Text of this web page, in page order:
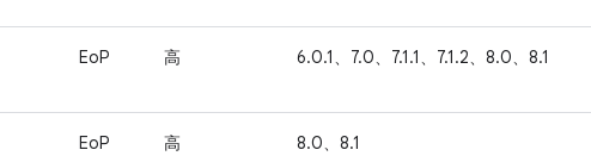
EoP 高 6.0.1、7.0、7.1.1、7.1.2、8.0、8.1
EoP 高 8.0、8.1